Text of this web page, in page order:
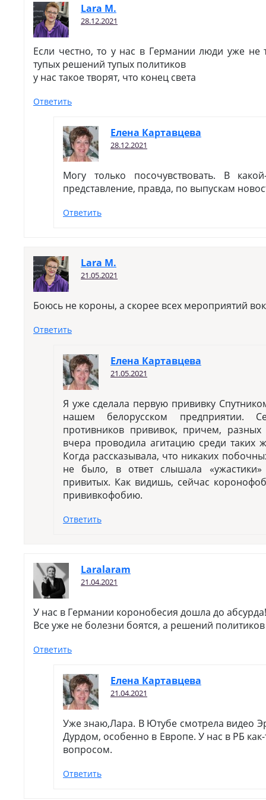
Lara M.
28.12.2021
Если честно, то у нас в Германии люди уже не
тупых решений тупых политиков
у нас такое творят, что конец света
Ответить
Елена Картавцева
28.12.2021
Могу только посочувствовать. В
представление, правда, по выпускам
Ответить
Lara M.
21.05.2021
Боюсь не короны, а скорее всех мероприятий
Ответить
Елена Картавцева
21.05.2021
Я уже сделала первую прививку
нашем белорусском предприятии.
противников прививок, причем, разных
вчера проводила агитацию среди таких
Когда рассказывала, что никаких
не было, в ответ слышала
привитых. Как видишь, сейчас
прививкофобию.
Ответить
Laralaram
21.04.2021
У нас в Германии коронобесия дошла до абсурда!
Все уже не болезни боятся, а решений политиков
Ответить
Елена Картавцева
21.04.2021
Уже знаю,Лара. В Ютубе смотрела видео
Дурдом, особенно в Европе. У нас в РБ
вопросом.
Ответить